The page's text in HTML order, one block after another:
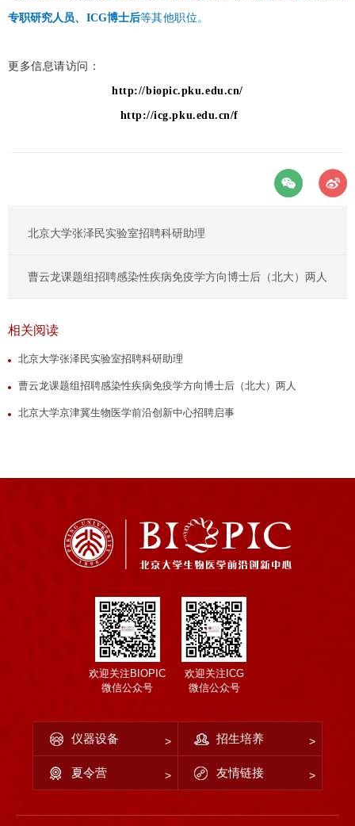
专职研究人员、 ICG博士后等其他职位。
更多信息请访问：
http://biopic.pku.edu.cn/
http://icg.pku.edu.cn/f
北京大学张泽民实验室招聘科研助理
曹云龙课题组招聘感染性疾病免疫学方向博士后（北大）两人
相关阅读
北京大学张泽民实验室招聘科研助理
曹云龙课题组招聘感染性疾病免疫学方向博士后（北大）两人
北京大学京津冀生物医学前沿创新中心招聘启事
欢迎关注BIOPIC
微信公众号
欢迎关注ICG
微信公众号
仪器设备 招生培养
夏令营 友情链接